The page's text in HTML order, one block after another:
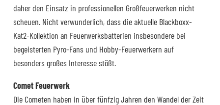
daher den Einsatz in professionellen Großfeuerwerken nicht
scheuen. Nicht verwunderlich, dass die aktuelle Blackboxx-
Kat2-Kollektion an Feuerwerksbatterien insbesondere bei
begeisterten Pyro-Fans und Hobby-Feuerwerkern auf
besonders großes Interesse stößt.
Comet Feuerwerk
Die Cometen haben in über fünfzig Jahren den Wandel der Zeit